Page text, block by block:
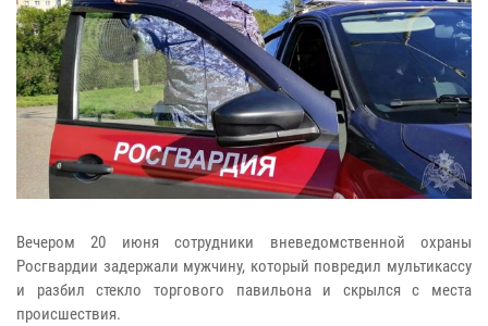
Вечером 20 июня сотрудники вневедомственной охраны
Росгвардии задержали мужчину, который повредил мультикассу
и разбил стекло торгового павильона и скрылся с места
происшествия.